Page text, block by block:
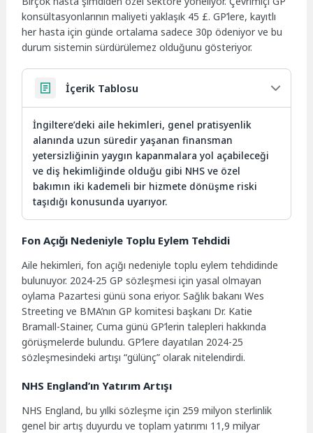
konsültasyonlarının maliyeti yaklaşık 45 £. GP’lere, kayıtlı
her hasta için günde ortalama sadece 30p ödeniyor ve bu
durum sistemin sürdürülemez olduğunu gösteriyor.
İçerik Tablosu
İngiltere’deki aile hekimleri, genel pratisyenlik
alanında uzun süredir yaşanan finansman
yetersizliğinin yaygın kapanmalara yol açabileceği
ve diş hekimliğinde olduğu gibi NHS ve özel
bakımın iki kademeli bir hizmete dönüşme riski
taşıdığı konusunda uyarıyor.
Fon Açığı Nedeniyle Toplu Eylem Tehdidi
Aile hekimleri, fon açığı nedeniyle toplu eylem tehdidinde
bulunuyor. 2024-25 GP sözleşmesi için yasal olmayan
oylama Pazartesi günü sona eriyor. Sağlık bakanı Wes
Streeting ve BMA’nın GP komitesi başkanı Dr. Katie
Bramall-Stainer, Cuma günü GP’lerin talepleri hakkında
görüşmelerde bulundu. GP’lere dayatılan 2024-25
sözleşmesindeki artışı “gülünç” olarak nitelendirdi.
NHS England’ın Yatırım Artışı
NHS England, bu yılki sözleşme için 259 milyon sterlinlik
genel bir artış duyurdu ve toplam yatırımı 11,9 milyar